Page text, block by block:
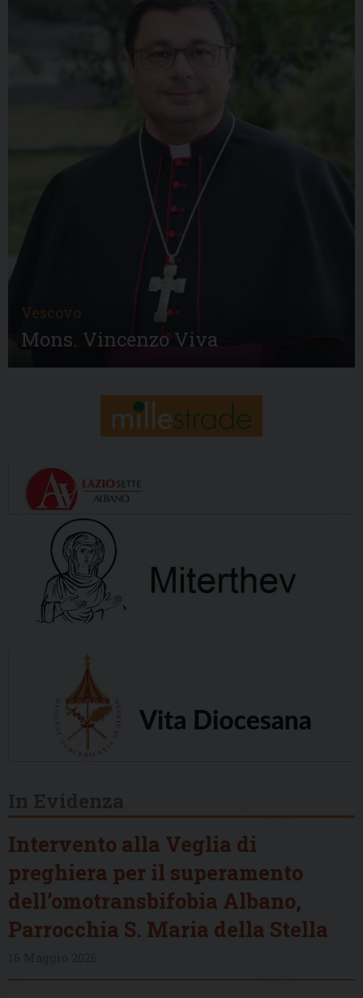
Vescovo
Mons. Vincenzo Viva
Intervento alla Veglia di
preghiera per il superamento
dell’omotransbifobia Albano,
Parrocchia S. Maria della Stella